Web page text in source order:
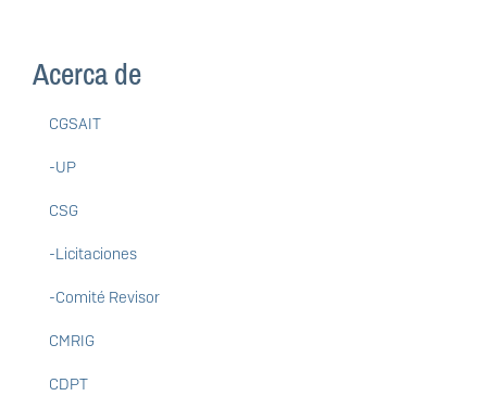
Acerca de
CGSAIT
-UP
CSG
-Licitaciones
-Comité Revisor
CMRIG
CDPT